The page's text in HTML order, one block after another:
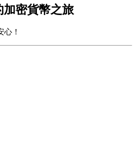
加密貨幣之旅
心！